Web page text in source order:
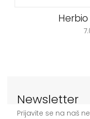
Newsletter
Prijavite se na naš